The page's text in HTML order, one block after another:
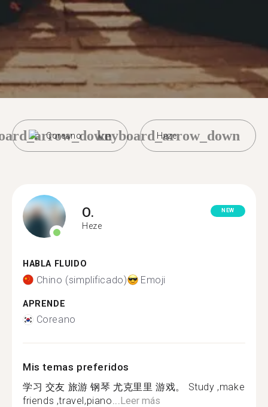
Coreano Heze
keyboard_arrow_down
O.
Heze
NEW
HABLA FLUIDO
Chino (simplificado) Emoji
APRENDE
Coreano
Mis temas preferidos
学习 交友 旅游 钢琴 尤克里里 游戏。 Study ,make
friends ,travel,piano...Leer más